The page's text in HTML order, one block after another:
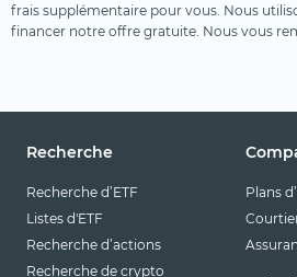
frais supplémentaire pour vous. Nous
financer notre offre gratuite. Nous vous
Recherche
Recherche d’ETF
Listes d'ETF
Recherche d’actions
Recherche de crypto
Plans